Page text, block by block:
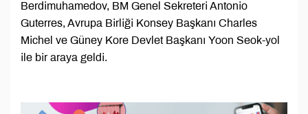
Berdimuhamedov, BM Genel Sekreteri Antonio
Guterres, Avrupa Birliği Konsey Başkanı Charles
Michel ve Güney Kore Devlet Başkanı Yoon Seok-yol
ile bir araya geldi.